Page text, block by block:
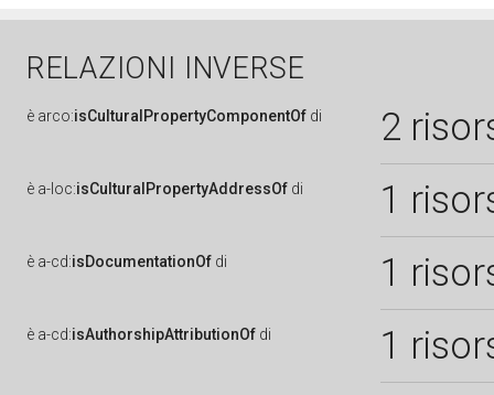
RELAZIONI INVERSE
è arco:isCulturalPropertyComponentOf di 2
è a-loc:isCulturalPropertyAddressOf di 1
è a-cd:isDocumentationOf di 1
è a-cd:isAuthorshipAttributionOf di 1